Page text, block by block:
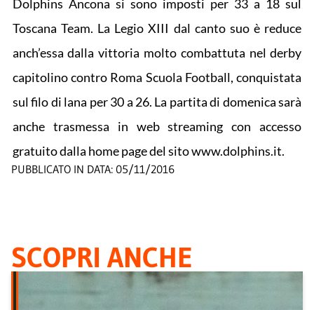
Dolphins Ancona si sono imposti per 33 a 18 sul
Toscana Team. La Legio XIII dal canto suo è reduce
anch’essa dalla vittoria molto combattuta nel derby
capitolino contro Roma Scuola Football, conquistata
sul filo di lana per 30 a 26. La partita di domenica sarà
anche trasmessa in web streaming con accesso
gratuito dalla home page del sito www.dolphins.it.
PUBBLICATO IN DATA: 05/11/2016
SCOPRI ANCHE